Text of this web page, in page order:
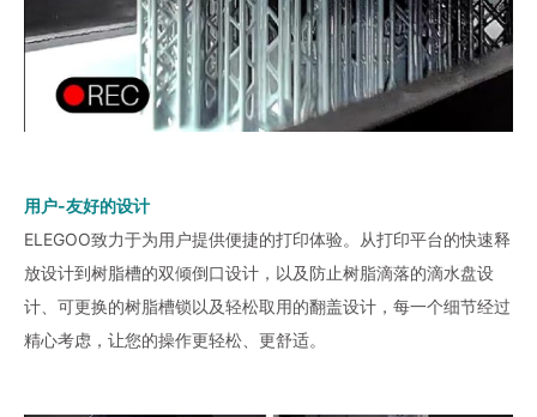
用户-友好的设计
ELEGOO致力于为用户提供便捷的打印体验。从打印平台的快速释
放设计到树脂槽的双倾倒口设计，以及防止树脂滴落的滴水盘设
计、可更换的树脂槽锁以及轻松取用的翻盖设计，每一个细节经过
精心考虑，让您的操作更轻松、更舒适。